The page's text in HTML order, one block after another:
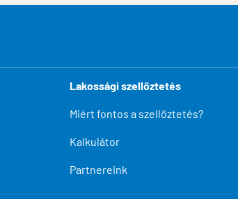
Lakossági szellőztetés
Miért fontos a szellőztetés?
Kalkulátor
Partnereink